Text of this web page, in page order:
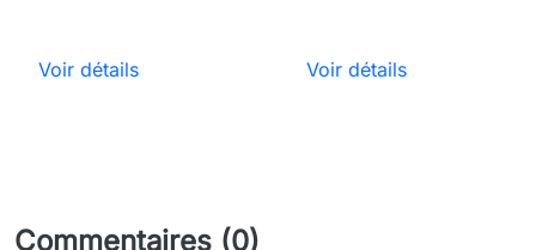
Voir détails Voir détails
Commentaires (0)